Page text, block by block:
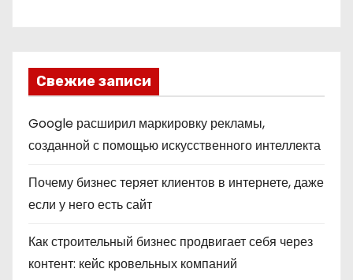
Свежие записи
Google расширил маркировку рекламы,
созданной с помощью искусственного интеллекта
Почему бизнес теряет клиентов в интернете, даже
если у него есть сайт
Как строительный бизнес продвигает себя через
контент: кейс кровельных компаний